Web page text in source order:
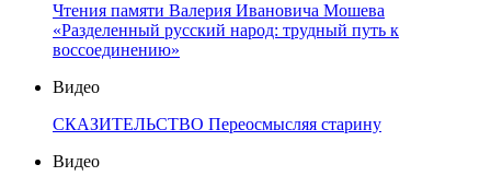
Чтения памяти Валерия Ивановича Мошева
«Разделенный русский народ: трудный путь к
воссоединению»
Видео
СКАЗИТЕЛЬСТВО Переосмысляя старину
Видео